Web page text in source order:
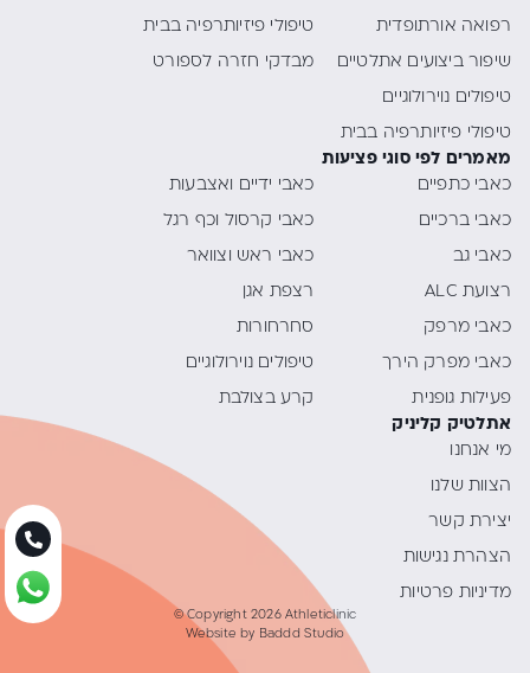
רפואה אורתופדית
שיפור ביצועים אתלטיים
טיפולים נוירולוגיים
טיפולי פיזיותרפיה בבית
טיפולי פיזיותרפיה בבית
מבדקי חזרה לספורט
מאמרים לפי סוגי פציעות
כאבי כתפיים
כאבי ברכיים
כאבי גב
רצועת ALC
כאבי מרפק
כאבי מפרק הירך
פעילות גופנית
כאבי ידיים ואצבעות
כאבי קרסול וכף רגל
כאבי ראש וצוואר
רצפת אגן
סחרחורות
טיפולים נוירולוגיים
קרע בצולבת
אתלטיק קליניק
מי אנחנו
הצוות שלנו
יצירת קשר
הצהרת נגישות
מדיניות פרטיות
© Copyright 2026 Athleticlinic
Website by Baddd Studio